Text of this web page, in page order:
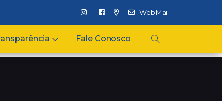
WebMail
Fale Conosco